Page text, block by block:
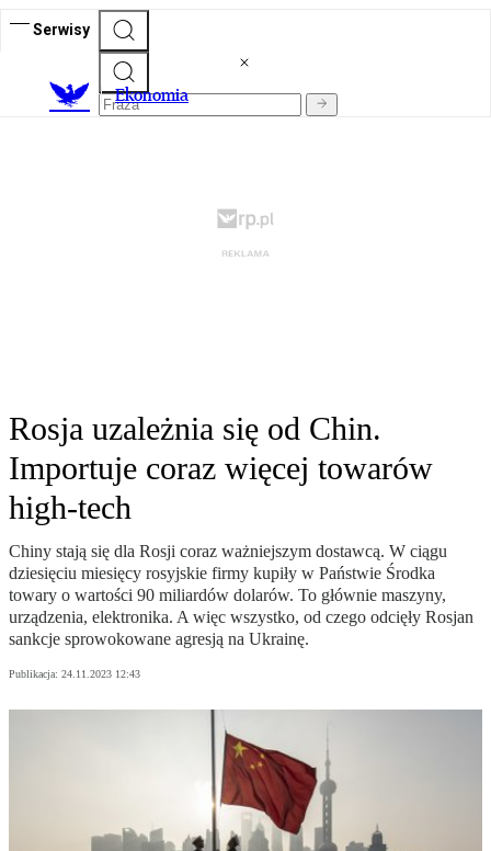
Serwisy
Ekonomia
Rosja uzależnia się od Chin.
Importuje coraz więcej towarów
high-tech
Chiny stają się dla Rosji coraz ważniejszym dostawcą. W ciągu
dziesięciu miesięcy rosyjskie firmy kupiły w Państwie Środka
towary o wartości 90 miliardów dolarów. To głównie maszyny,
urządzenia, elektronika. A więc wszystko, od czego odcięły Rosjan
sankcje sprowokowane agresją na Ukrainę.
Publikacja: 24.11.2023 12:43